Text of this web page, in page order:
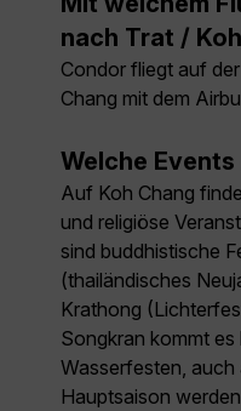
nach Trat /
Condor fliegt auf
Chang mit dem
Welche
Auf Koh Chang
und religiöse
sind buddhistische
(thailändisches
Krathong
Songkran kommt
Wasserfesten,
Hauptsaison